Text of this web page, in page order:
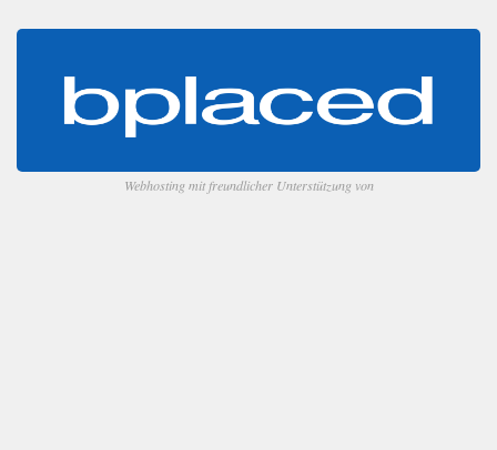
Webhosting mit freundlicher Unterstützung von